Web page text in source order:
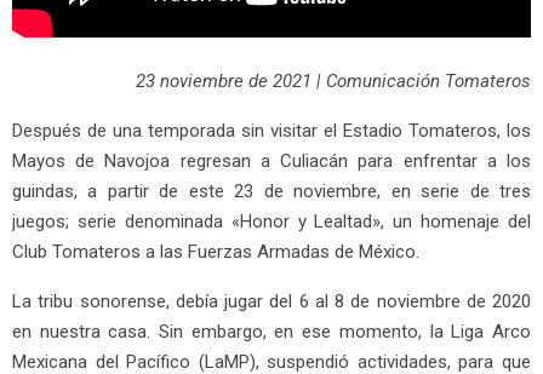
23 noviembre de 2021 | Comunicación Tomateros
Después de una temporada sin visitar el Estadio Tomateros, los
Mayos de Navojoa regresan a Culiacán para enfrentar a los
guindas, a partir de este 23 de noviembre, en serie de tres
juegos; serie denominada «Honor y Lealtad», un homenaje del
Club Tomateros a las Fuerzas Armadas de México.
La tribu sonorense, debía jugar del 6 al 8 de noviembre de 2020
en nuestra casa. Sin embargo, en ese momento, la Liga Arco
Mexicana del Pacífico (LaMP), suspendió actividades, para que